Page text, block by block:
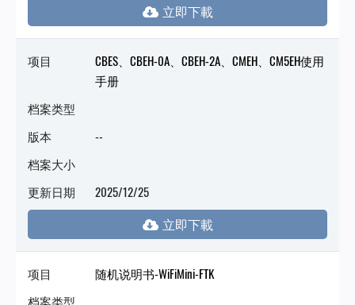
项目
CBES、CBEH-0A、CBEH-2A、CMEH、CM5EH使用
手册
档案类型
版本
--
档案大小
更新日期
2025/12/25
项目
随机说明书-WiFiMini-FTK
档案类型